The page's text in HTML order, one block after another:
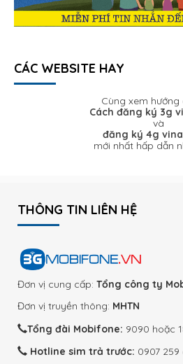
CÁC WEBSITE HAY
Cùng xem hướng
Cách đăng ký 3g
và
đăng ký 4g
mới nhất hấp dẫn
THÔNG TIN LIÊN HỆ
Đơn vị cung cấp: Tổng công ty
Đơn vị truyền thông: MHTN
Tổng đài Mobifone: 9090 hoặc
Hotline sim trả trước: 0907 259